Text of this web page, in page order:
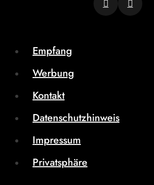
Empfang
Werbung
Kontakt
Datenschutzhinweis
Impressum
Privatsphäre